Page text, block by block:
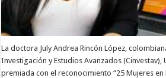
La doctora July Andrea Rincón López,
Investigación y Estudios Avanzados
premiada con el reconocimiento “25 Mujeres en